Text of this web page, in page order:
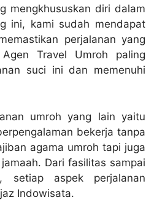
mengkhususkan diri dalam
ini, kami sudah mendapat
perjalanan yang
Travel Umroh paling
suci ini dan memenuhi
umroh yang lain yaitu
bekerja tanpa
agama umroh tapi juga
Dari fasilitas sampai
setiap aspek perjalanan
Indowisata.